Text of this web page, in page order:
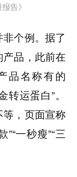
告》
个例。据了
品，此前在
品名称有的
转运蛋白”。
，页面宣称
一秒瘦”“三